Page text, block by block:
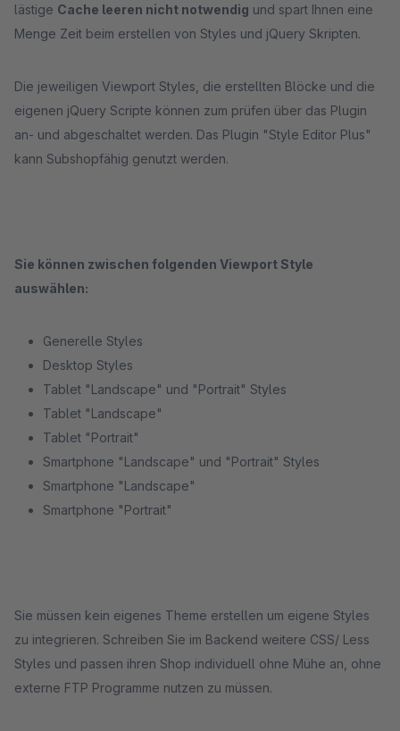
lästige Cache leeren nicht notwendig und spart Ihnen eine
Menge Zeit beim erstellen von Styles und jQuery Skripten.
Die jeweiligen Viewport Styles, die erstellten Blöcke und die
eigenen jQuery Scripte können zum prüfen über das Plugin
an- und abgeschaltet werden. Das Plugin "Style Editor Plus"
kann Subshopfähig genutzt werden.
Sie können zwischen folgenden Viewport Style
auswählen:
Generelle Styles
Desktop Styles
Tablet "Landscape" und "Portrait" Styles
Tablet "Landscape"
Tablet "Portrait"
Smartphone "Landscape" und "Portrait" Styles
Smartphone "Landscape"
Smartphone "Portrait"
Sie müssen kein eigenes Theme erstellen um eigene Styles
zu integrieren. Schreiben Sie im Backend weitere CSS/ Less
Styles und passen ihren Shop individuell ohne Mühe an, ohne
externe FTP Programme nutzen zu müssen.